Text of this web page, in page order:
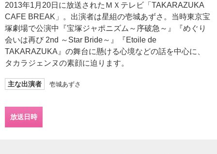
2013年1月20日に放送されたＭＸテレビ「TAKARAZUKA
CAFE BREAK」。出演者は星組の壱城あずさ。当時東京宝
塚劇場で公演中『宝塚ジャポニズム～序破急～』『めぐり
会いは再び 2nd ～Star Bride～』『Etoile de
TAKARAZUKA』の舞台に懸ける心境などの話を中心に、
タカラジェンヌの素顔に迫ります。
主な出演者 壱城あずさ
放送日時